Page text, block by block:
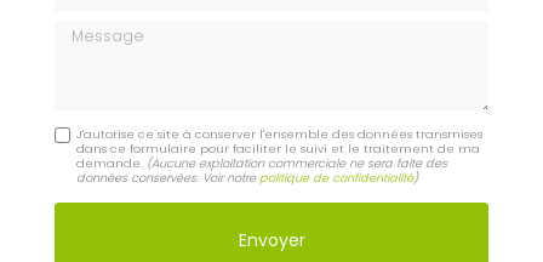
Message
J'autorise ce site à conserver l'ensemble des données transmises
dans ce formulaire pour faciliter le suivi et le traitement de ma
demande. (Aucune exploitation commerciale ne sera faite des
données conservées. Voir notrepolitique de confidentialité)